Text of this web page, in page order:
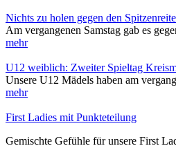
Nichts zu holen gegen den
Am vergangenen Samstag gab es
mehr
U12 weiblich: Zweiter Spieltag
Unsere U12 Mädels haben am
mehr
First Ladies mit Punkteteilung
Gemischte Gefühle für unsere First